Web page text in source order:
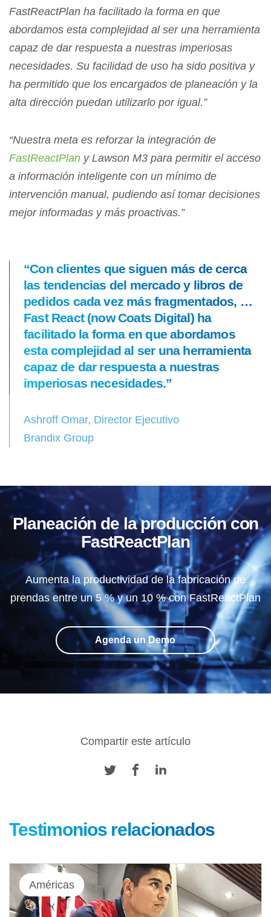
FastReactPlan ha facilitado la forma en que
abordamos esta complejidad al ser una herramienta
capaz de dar respuesta a nuestras imperiosas
necesidades. Su facilidad de uso ha sido positiva y
ha permitido que los encargados de planeación y la
alta dirección puedan utilizarlo por igual.”
“Nuestra meta es reforzar la integración de
FastReactPlan y Lawson M3 para permitir el acceso
a información inteligente con un mínimo de
intervención manual, pudiendo así tomar decisiones
mejor informadas y más proactivas.”
“Con clientes que siguen más de cerca
las tendencias del mercado y libros de
pedidos cada vez más fragmentados, …
Fast React (now Coats Digital) ha
facilitado la forma en que abordamos
esta complejidad al ser una herramienta
capaz de dar respuesta a nuestras
imperiosas necesidades.”
Ashroff Omar, Director Ejecutivo
Brandix Group
Planeación de la producción con
FastReactPlan
Aumenta la productividad de la fabricación de
prendas entre un 5 % y un 10 % con FastReactPlan
Agenda un Demo
Compartir este artículo
Testimonios relacionados
Américas